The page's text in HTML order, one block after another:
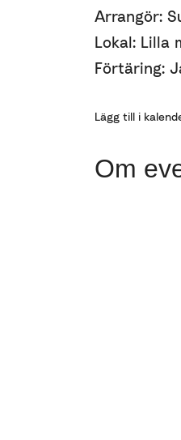
Arrangör:
Lokal: Lilla
Förtäring:
Lägg till i
Om